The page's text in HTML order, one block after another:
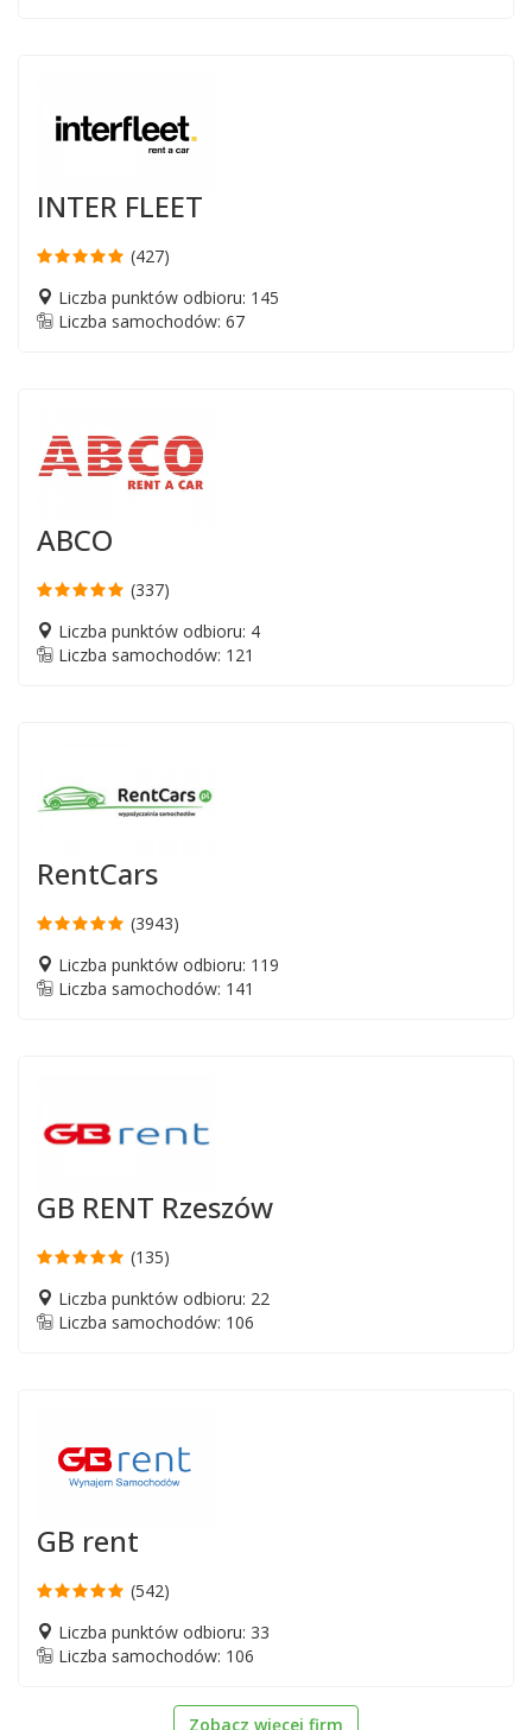
INTER FLEET
(427)
Liczba punktów odbioru: 145
Liczba samochodów: 67
ABCO
(337)
Liczba punktów odbioru: 4
Liczba samochodów: 121
RentCars
(3943)
Liczba punktów odbioru: 119
Liczba samochodów: 141
GB RENT Rzeszów
(135)
Liczba punktów odbioru: 22
Liczba samochodów: 106
GB rent
(542)
Liczba punktów odbioru: 33
Liczba samochodów: 106
Zobacz więcej firm